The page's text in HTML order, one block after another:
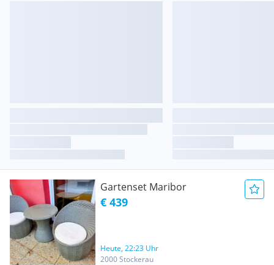
Gartenset Maribor
€ 439
Heute, 22:23 Uhr
2000 Stockerau